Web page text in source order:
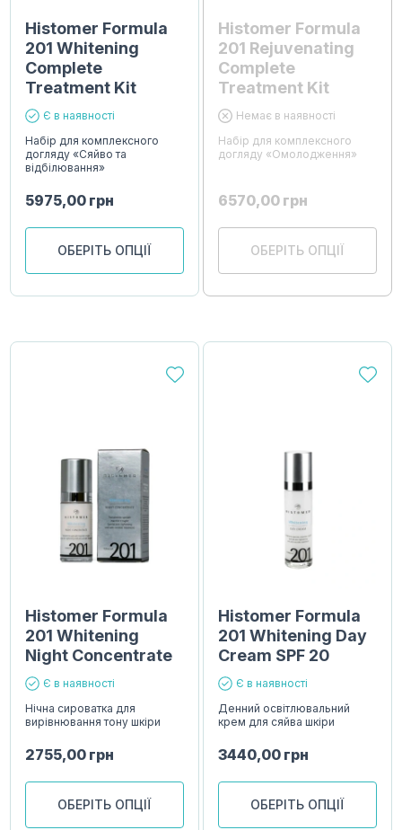
Histomer Formula
201 Whitening
Complete
Treatment Kit
Є в наявності
Набір для комплексного
догляду «Сяйво та
відбілювання»
5975,00 грн
ОБЕРІТЬ ОПЦІЇ
Histomer Formula
201 Rejuvenating
Complete
Treatment Kit
Немає в наявності
Набір для комплексного
догляду «Омолодження»
6570,00 грн
ОБЕРІТЬ ОПЦІЇ
Histomer Formula
201 Whitening
Night Concentrate
Є в наявності
Нічна сироватка для
вирівнювання тону шкіри
2755,00 грн
ОБЕРІТЬ ОПЦІЇ
Histomer Formula
201 Whitening Day
Cream SPF 20
Є в наявності
Денний освітлювальний
крем для сяйва шкіри
3440,00 грн
ОБЕРІТЬ ОПЦІЇ